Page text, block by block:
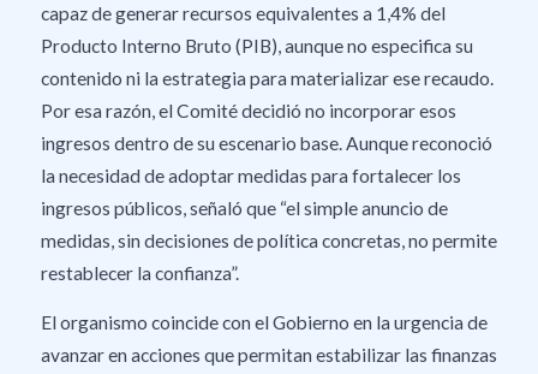
capaz de generar recursos equivalentes a 1,4% del
Producto Interno Bruto (PIB), aunque no especifica su
contenido ni la estrategia para materializar ese recaudo.
Por esa razón, el Comité decidió no incorporar esos
ingresos dentro de su escenario base. Aunque reconoció
la necesidad de adoptar medidas para fortalecer los
ingresos públicos, señaló que “el simple anuncio de
medidas, sin decisiones de política concretas, no permite
restablecer la confianza”.
El organismo coincide con el Gobierno en la urgencia de
avanzar en acciones que permitan estabilizar las finanzas